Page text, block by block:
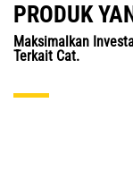
PRODUK
Maksimalkan
Terkait Cat.